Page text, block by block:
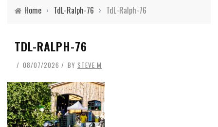
Home › TdL-Ralph-76 › TdL-Ralph-76
TDL-RALPH-76
08/07/2026 BY STEVE M